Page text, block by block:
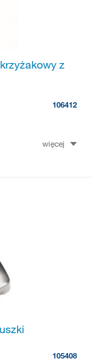
z
106412
więcej
105408